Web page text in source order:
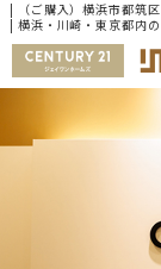
| （ご購入）横浜市都
| 横浜・川崎・東京都内
らセンチュリー21ジェイ